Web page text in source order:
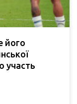
його
участь